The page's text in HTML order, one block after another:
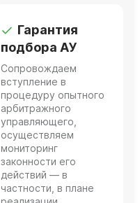
Гарантия
подбора АУ
Сопровождаем
вступление в
процедуру опытного
арбитражного
управляющего,
осуществляем
мониторинг
законности его
действий — в
частности, в плане